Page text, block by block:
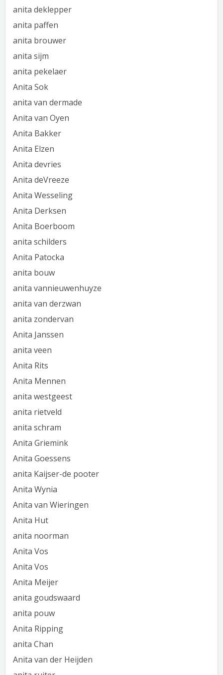
anita deklepper
anita paffen
anita brouwer
anita sijm
anita pekelaer
Anita Sok
anita van dermade
Anita van Oyen
Anita Bakker
Anita Elzen
Anita devries
Anita deVreeze
Anita Wesseling
Anita Derksen
Anita Boerboom
anita schilders
Anita Patocka
anita bouw
anita vannieuwenhuyze
anita van derzwan
anita zondervan
Anita Janssen
anita veen
Anita Rits
Anita Mennen
anita westgeest
anita rietveld
anita schram
Anita Griemink
Anita Goessens
anita Kaijser-de pooter
Anita Wynia
Anita van Wieringen
Anita Hut
anita noorman
Anita Vos
Anita Vos
Anita Meijer
anita goudswaard
anita pouw
Anita Ripping
anita Chan
Anita van der Heijden